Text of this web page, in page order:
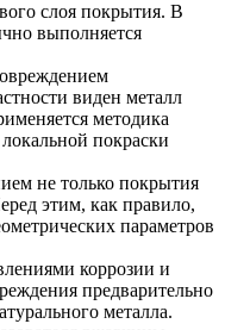
слоя покрытия. В
выполняется
виден металл
методика
покраски
не только покрытия
этим, как правило,
параметров
коррозии и
предварительно
металла.